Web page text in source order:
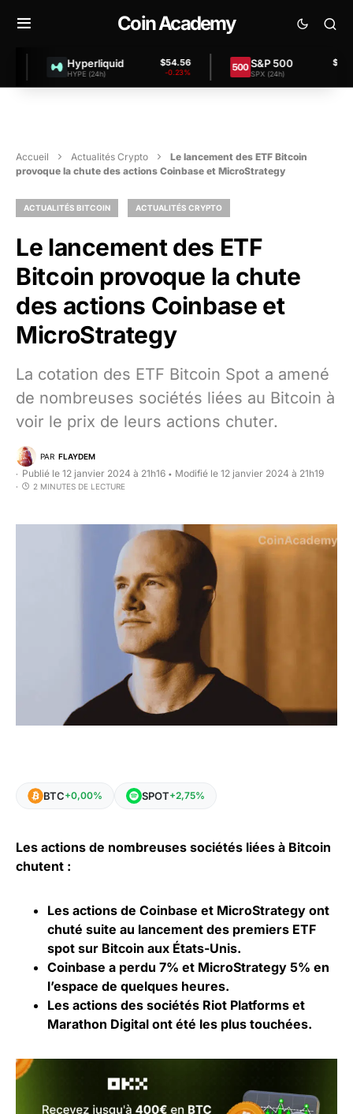
Coin Academy
Hyperliquid
HYPE (24h)
$54.56 S&P 500
SPX (24h)
$7,457.80
Accueil Actualités Crypto
Le lancement des ETF Bitcoin
provoque la chute des actions Coinbase et MicroStrategy
ACTUALITÉS BITCOIN ACTUALITÉS CRYPTO
Le lancement des ETF
Bitcoin provoque la chute
des actions Coinbase et
MicroStrategy
La cotation des ETF Bitcoin Spot a amené
de nombreuses sociétés liées au Bitcoin à
voir le prix de leurs actions chuter.
PAR FLAYDEM
Publié le 12 janvier 2024 à 21h16 • Modifié le 12 janvier 2024 à 21h19
2 MINUTES DE LECTURE
BTC+0,00% SPOT+2,75%
Les actions de nombreuses sociétés liées à Bitcoin
chutent :
Les actions de Coinbase et MicroStrategy ont
chuté suite au lancement des premiers ETF
spot sur Bitcoin aux États-Unis.
Coinbase a perdu 7% et MicroStrategy 5% en
l’espace de quelques heures.
Les actions des sociétés Riot Platforms et
Marathon Digital ont été les plus touchées.